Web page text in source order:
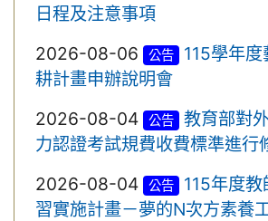
日程及注意事項
2026-08-06
公告
115學年
耕計畫申辦說明會
2026-08-04
公告
教育部對
力認證考試規費收費標準進行
2026-08-04
公告
115年度
習實施計畫－夢的N次方素養